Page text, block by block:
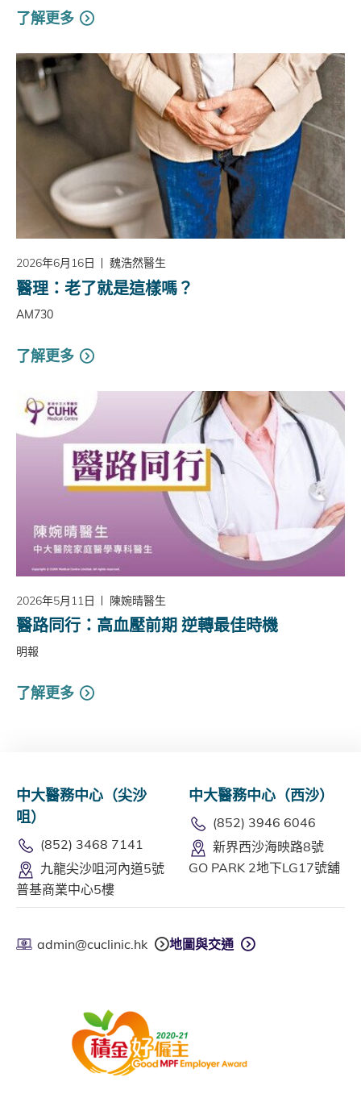
了解更多
2026年6月16日 魏浩然醫生
醫理：老了就是這樣嗎？
AM730
了解更多
2026年5月11日 陳婉晴醫生
醫路同行：高血壓前期 逆轉最佳時機
明報
了解更多
中大醫務中心（尖沙
咀）
(852) 3468 7141
九龍尖沙咀河內道5號
普基商業中心5樓
中大醫務中心（西沙）
(852) 3946 6046
新界西沙海映路8號
GO PARK 2地下LG17號舖
admin@cuclinic.hk 地圖與交通